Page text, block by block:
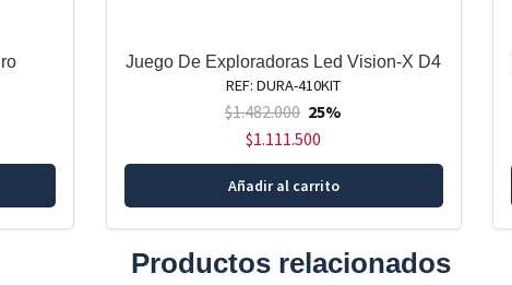
producto
tiene
Juego De Exploradoras Led Vision-X D4
REF: DURA-410KIT
$1.482.000 25%
$1.111.500
Añadir al carrito
Productos relacionados